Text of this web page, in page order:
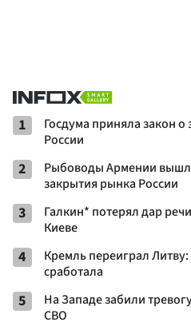
1
Госдума приняла закон
России
2
Рыбоводы Армении
закрытия рынка России
3
Галкин* потерял дар
Киеве
4
Кремль переиграл
сработала
5
На Западе забили
СВО